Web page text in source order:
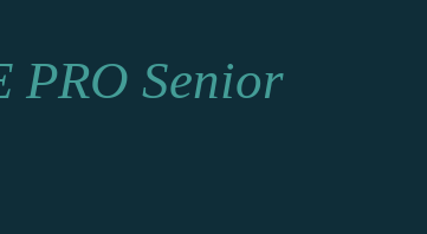
PRO Senior